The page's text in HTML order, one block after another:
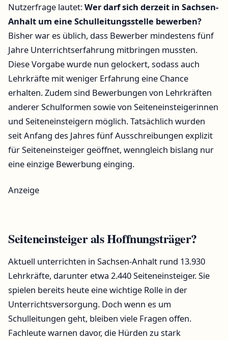
Nutzerfrage lautet:Wer darf sich derzeit in Sachsen-
Anhalt um eine Schulleitungsstelle bewerben?
Bisher war es üblich, dass Bewerber mindestens fünf
Jahre Unterrichtserfahrung mitbringen mussten.
Diese Vorgabe wurde nun gelockert, sodass auch
Lehrkräfte mit weniger Erfahrung eine Chance
erhalten. Zudem sind Bewerbungen von Lehrkräften
anderer Schulformen sowie von Seiteneinsteigerinnen
und Seiteneinsteigern möglich. Tatsächlich wurden
seit Anfang des Jahres fünf Ausschreibungen explizit
für Seiteneinsteiger geöffnet, wenngleich bislang nur
eine einzige Bewerbung einging.
Anzeige
Seiteneinsteiger als Hoffnungsträger?
Aktuell unterrichten in Sachsen-Anhalt rund 13.930
Lehrkräfte, darunter etwa 2.440 Seiteneinsteiger. Sie
spielen bereits heute eine wichtige Rolle in der
Unterrichtsversorgung. Doch wenn es um
Schulleitungen geht, bleiben viele Fragen offen.
Fachleute warnen davor, die Hürden zu stark